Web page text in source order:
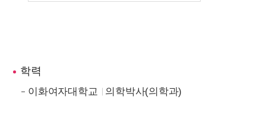
학력
이화여자대학교 의학박사(의학과)